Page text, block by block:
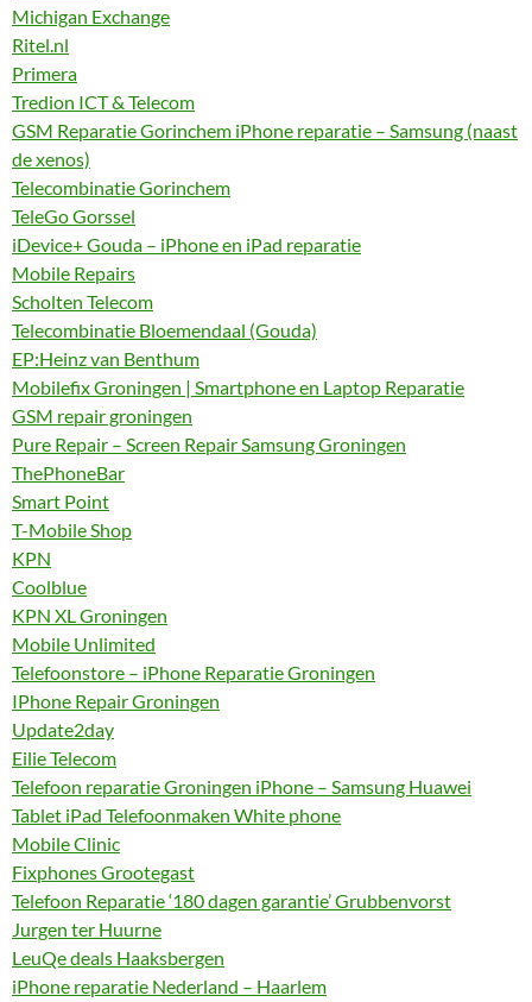
Michigan Exchange
Ritel.nl
Primera
Tredion ICT & Telecom
GSM Reparatie Gorinchem iPhone reparatie – Samsung (naast
de xenos)
Telecombinatie Gorinchem
TeleGo Gorssel
iDevice+ Gouda – iPhone en iPad reparatie
Mobile Repairs
Scholten Telecom
Telecombinatie Bloemendaal (Gouda)
EP:Heinz van Benthum
Mobilefix Groningen | Smartphone en Laptop Reparatie
GSM repair groningen
Pure Repair – Screen Repair Samsung Groningen
ThePhoneBar
Smart Point
T-Mobile Shop
KPN
Coolblue
KPN XL Groningen
Mobile Unlimited
Telefoonstore – iPhone Reparatie Groningen
IPhone Repair Groningen
Update2day
Eilie Telecom
Telefoon reparatie Groningen iPhone – Samsung Huawei
Tablet iPad Telefoonmaken White phone
Mobile Clinic
Fixphones Grootegast
Telefoon Reparatie ‘180 dagen garantie’ Grubbenvorst
Jurgen ter Huurne
LeuQe deals Haaksbergen
iPhone reparatie Nederland – Haarlem